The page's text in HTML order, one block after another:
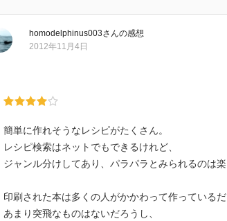
homodelphinus003さんの感想
2012年11月4日
簡単に作れそうなレシピがたくさん。
レシピ検索はネットでもできるけれど、
ジャンル分けしてあり、パラパラとみられるのは楽
印刷された本は多くの人がかかわって作っているだ
あまり突飛なものはないだろうし、